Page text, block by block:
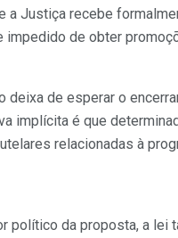
Justiça recebe
de obter
deixa de esperar o
implícita é que
relacionadas à
político da proposta, a lei